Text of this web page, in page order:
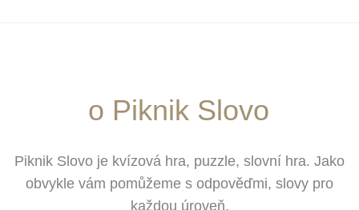
o Piknik Slovo
Piknik Slovo je kvízová hra, puzzle, slovní hra. Jako
obvykle vám pomůžeme s odpověďmi, slovy pro
každou úroveň.